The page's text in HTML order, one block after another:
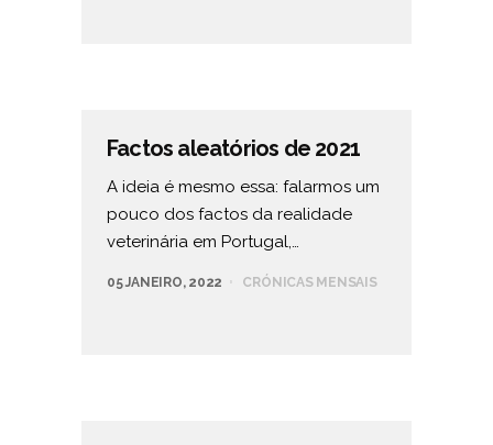
Factos aleatórios de 2021
A ideia é mesmo essa: falarmos um
pouco dos factos da realidade
veterinária em Portugal,…
05 JANEIRO, 2022 CRÓNICAS MENSAIS